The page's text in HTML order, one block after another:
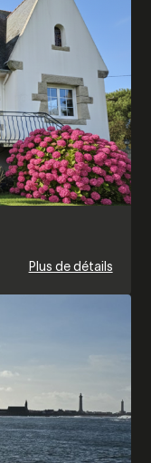
Plus de détails